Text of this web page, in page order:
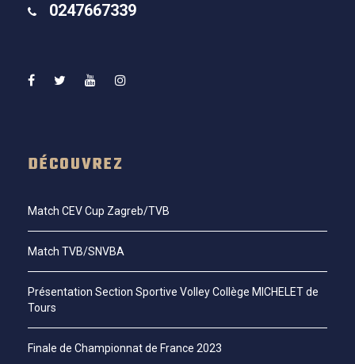
0247667339
DÉCOUVREZ
Match CEV Cup Zagreb/TVB
Match TVB/SNVBA
Présentation Section Sportive Volley Collège MICHELET de
Tours
Finale de Championnat de France 2023